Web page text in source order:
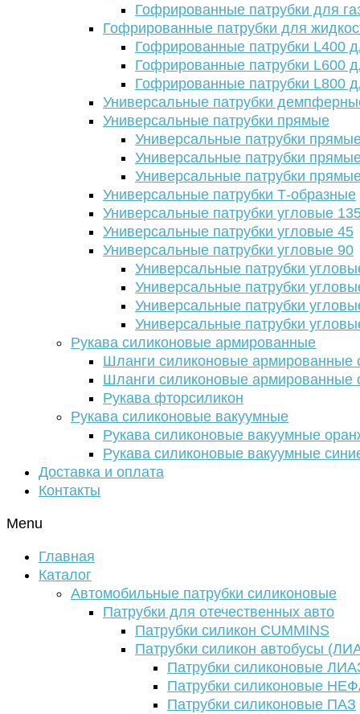
Гофрированные патрубки для
Гофрированные патрубки для
Гофрированные патрубки L400
Гофрированные патрубки L600
Гофрированные патрубки L800
Универсальные патрубки
Универсальные патрубки прямые
Универсальные патрубки
Универсальные патрубки
Универсальные патрубки
Универсальные патрубки Т-образные
Универсальные патрубки угловые
Универсальные патрубки угловые 45
Универсальные патрубки угловые 90
Универсальные патрубки
Универсальные патрубки
Универсальные патрубки
Универсальные патрубки
Рукава силиконовые армированные
Шланги силиконовые армированные
Шланги силиконовые армированные
Рукава фторсиликон
Рукава силиконовые вакуумные
Рукава силиконовые вакуумные
Рукава силиконовые вакуумные
Доставка и оплата
Контакты
Menu
Главная
Каталог
Автомобильные патрубки силиконовые
Патрубки для отечественных авто
Патрубки силикон CUMMINS
Патрубки силикон автобусы
Патрубки силиконовые
Патрубки силиконовые
Патрубки силиконовые ПАЗ